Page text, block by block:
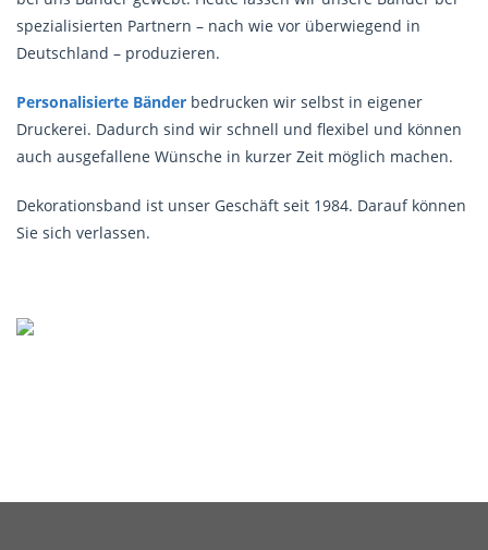
spezialisierten Partnern – nach wie vor überwiegend in
Deutschland – produzieren.
Personalisierte Bänder bedrucken wir selbst in eigener
Druckerei. Dadurch sind wir schnell und flexibel und können
auch ausgefallene Wünsche in kurzer Zeit möglich machen.
Dekorationsband ist unser Geschäft seit 1984. Darauf können
Sie sich verlassen.